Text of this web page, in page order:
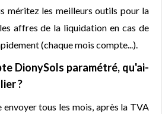
méritez les meilleurs outils pour la
affres de la liquidation en cas de
(chaque mois compte...).
DionySols paramétré, qu'ai-
?
tous les mois, après la TVA